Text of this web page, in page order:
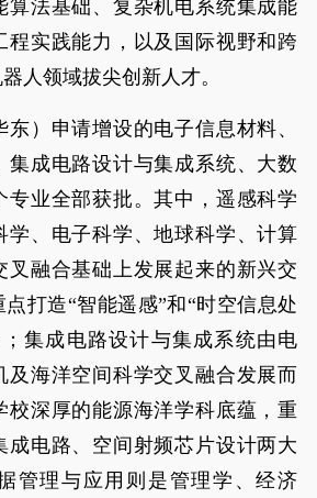
算法基础、复杂机电系统集成能
程实践能力，以及国际视野和跨
人领域拔尖创新人才。
）申请增设的电子信息材料、
集成电路设计与集成系统、大数
专业全部获批。其中，遥感科学
学、电子科学、地球科学、计算
叉融合基础上发展起来的新兴交
打造“智能遥感”和“时空信息处
集成电路设计与集成系统由电
及海洋空间科学交叉融合发展而
校深厚的能源海洋学科底蕴，重
成电路、空间射频芯片设计两大
管理与应用则是管理学、经济